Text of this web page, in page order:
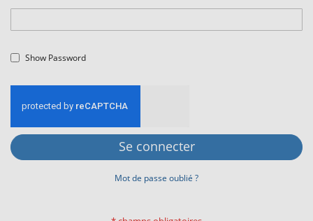
Show Password
Se connecter
Mot de passe oublié ?